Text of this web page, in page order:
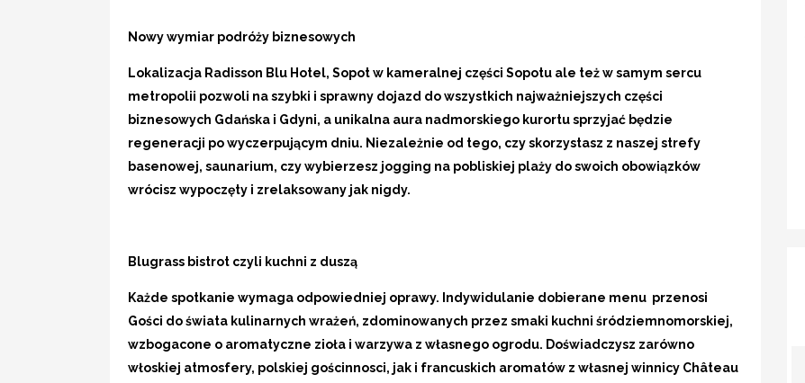
Nowy wymiar podróży biznesowych
Lokalizacja Radisson Blu Hotel, Sopot w kameralnej części Sopotu ale też w samym sercu
metropolii pozwoli na szybki i sprawny dojazd do wszystkich najważniejszych części
biznesowych Gdańska i Gdyni, a unikalna aura nadmorskiego kurortu sprzyjać będzie
regeneracji po wyczerpującym dniu. Niezależnie od tego, czy skorzystasz z naszej strefy
basenowej, saunarium, czy wybierzesz jogging na pobliskiej plaży do swoich obowiązków
wrócisz wypoczęty i zrelaksowany jak nigdy.
Blugrass bistrot czyli kuchni z duszą
Każde spotkanie wymaga odpowiedniej oprawy. Indywidulanie dobierane menu przenosi
Gości do świata kulinarnych wrażeń, zdominowanych przez smaki kuchni śródziemnomorskiej,
wzbogacone o aromatyczne zioła i warzywa z własnego ogrodu. Doświadczysz zarówno
włoskiej atmosfery, polskiej gościnnosci, jak i francuskich aromatów z własnej winnicy Château